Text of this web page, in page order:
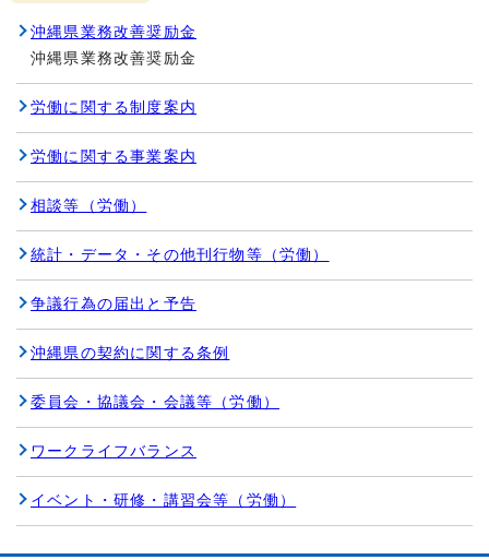
沖縄県業務改善奨励金
沖縄県業務改善奨励金
労働に関する制度案内
労働に関する事業案内
相談等（労働）
統計・データ・その他刊行物等（労働）
争議行為の届出と予告
沖縄県の契約に関する条例
委員会・協議会・会議等（労働）
ワークライフバランス
イベント・研修・講習会等（労働）